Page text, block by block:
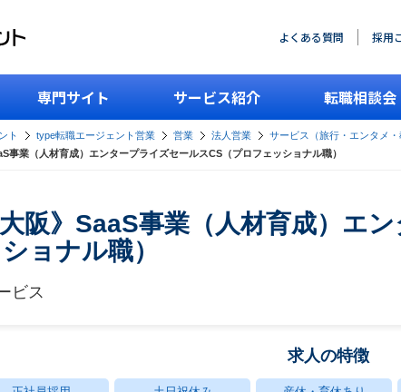
よくある質問 採用
専門サイト サービス紹介 転職相談会
ト type転職エージェント営業 営業 法人営業
サービス（旅行・エンタメ・
事業（人材育成）エンタープライズセールスCS（プロフェッショナル職）
大阪》SaaS事業（人材育成）エ
ョナル職）
ビス
求人の特徴